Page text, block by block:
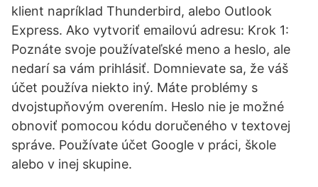
klient napríklad Thunderbird, alebo Outlook
Express. Ako vytvoriť emailovú adresu: Krok 1:
Poznáte svoje používateľské meno a heslo, ale
nedarí sa vám prihlásiť. Domnievate sa, že váš
účet používa niekto iný. Máte problémy s
dvojstupňovým overením. Heslo nie je možné
obnoviť pomocou kódu doručeného v textovej
správe. Používate účet Google v práci, škole
alebo v inej skupine.